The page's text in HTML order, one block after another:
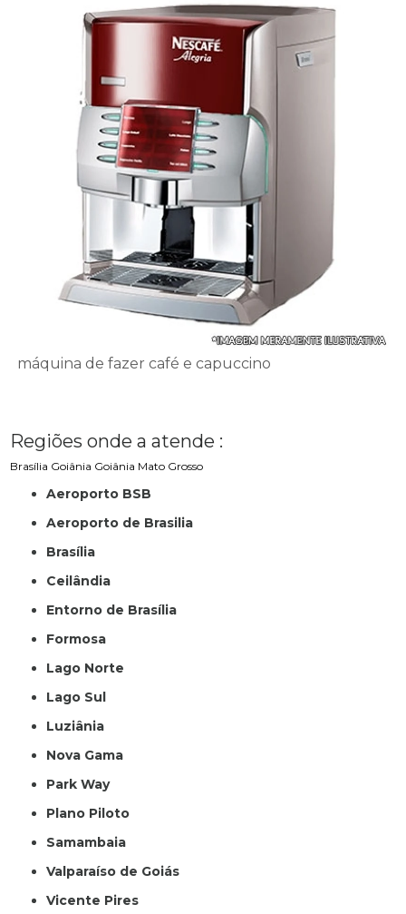
máquina de fazer café e capuccino
Regiões onde a atende :
Brasília Goiânia Goiânia Mato Grosso
Aeroporto BSB
Aeroporto de Brasilia
Brasília
Ceilândia
Entorno de Brasília
Formosa
Lago Norte
Lago Sul
Luziânia
Nova Gama
Park Way
Plano Piloto
Samambaia
Valparaíso de Goiás
Vicente Pires